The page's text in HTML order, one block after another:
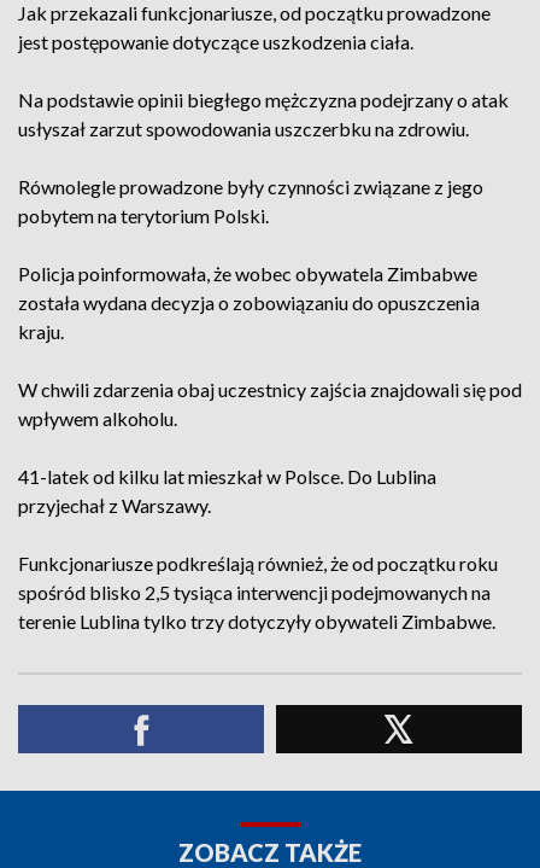
Jak przekazali funkcjonariusze, od początku prowadzone
jest postępowanie dotyczące uszkodzenia ciała.
Na podstawie opinii biegłego mężczyzna podejrzany o atak
usłyszał zarzut spowodowania uszczerbku na zdrowiu.
Równolegle prowadzone były czynności związane z jego
pobytem na terytorium Polski.
Policja poinformowała, że wobec obywatela Zimbabwe
została wydana decyzja o zobowiązaniu do opuszczenia
kraju.
W chwili zdarzenia obaj uczestnicy zajścia znajdowali się pod
wpływem alkoholu.
41-latek od kilku lat mieszkał w Polsce. Do Lublina
przyjechał z Warszawy.
Funkcjonariusze podkreślają również, że od początku roku
spośród blisko 2,5 tysiąca interwencji podejmowanych na
terenie Lublina tylko trzy dotyczyły obywateli Zimbabwe.
ZOBACZ TAKŻE